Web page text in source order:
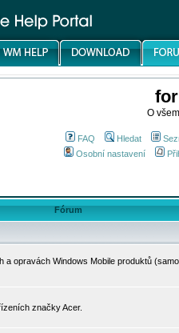
O
FAQ Hledat
Osobní nastavení
Fórum
a opravách Windows Mobile produktů
značky Acer.